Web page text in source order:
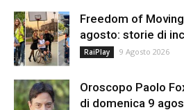
Freedom of Moving
agosto: storie di
RaiPlay 9 Agosto 2026
Oroscopo Paolo
di domenica 9